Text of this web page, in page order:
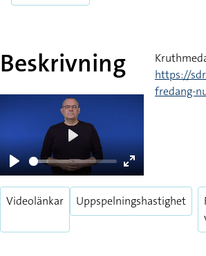
Beskrivning
Play
Enter
fullscreen
Play
Videolänkar Uppspelningshastighet
https://
fredang-